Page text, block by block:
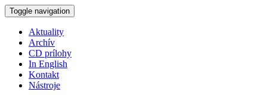
Skočiť na hlavný obsah
Toggle navigation
Aktuality
Archív
CD prílohy
In English
Kontakt
Nástroje